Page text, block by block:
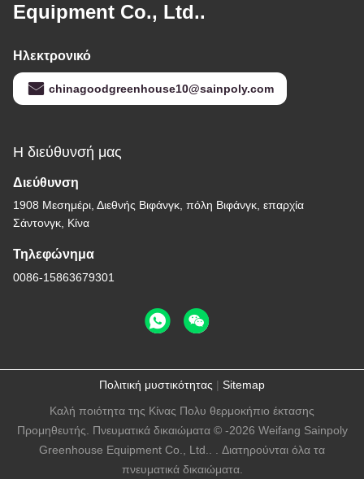
Equipment Co., Ltd..
Ηλεκτρονικό
chinagoodgreenhouse10@sainpoly.com
Η διεύθυνσή μας
Διεύθυνση
1908 Μεσημέρι, Διεθνής Βιφάνγκ, πόλη Βιφάνγκ, επαρχία
Σάντονγκ, Κίνα
Τηλεφώνημα
0086-15863679301
Πολιτική μυστικότητας | Sitemap
Καλή ποιότητα της Κίνας Πολυ θερμοκήπιο έκτασης
Προμηθευτής. Πνευματικά δικαιώματα © -2026 Weifang Sainpoly
Greenhouse Equipment Co., Ltd.. . Διατηρούνται όλα τα
πνευματικά δικαιώματα.